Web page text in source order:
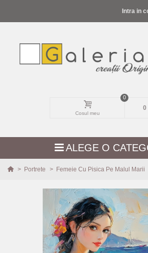
Intra in
Cosul meu
0
0
ALEGE O
> Portrete > Femeie Cu Pisica Pe Malul Marii